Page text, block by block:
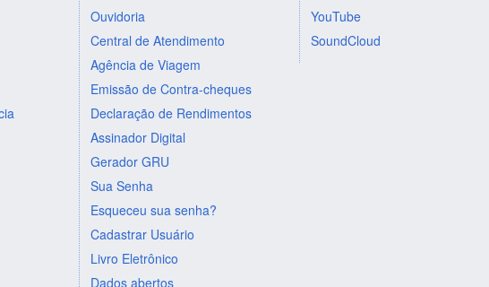
Ouvidoria
Central de Atendimento
Agência de Viagem
Emissão de Contra-cheques
Declaração de Rendimentos
Assinador Digital
Gerador GRU
Sua Senha
Esqueceu sua senha?
Cadastrar Usuário
Livro Eletrônico
Dados abertos
YouTube
SoundCloud